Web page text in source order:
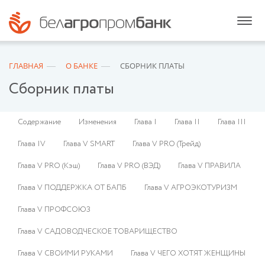
ГЛАВНАЯ О БАНКЕ СБОРНИК ПЛАТЫ
Сборник платы
Содержание Изменения Глава I Глава II
Глава III
Глава IV
Глава V SMART
Глава V PRO (Трейд)
Глава V PRO (Кэш)
Глава V PRO (ВЭД)
Глава V ПРАВИЛА
Глава V ПОДДЕРЖКА ОТ БАПБ
Глава V АГРОЭКОТУРИЗМ
Глава V ПРОФСОЮЗ
Глава V САДОВОДЧЕСКОЕ ТОВАРИЩЕСТВО
Глава V СВОИМИ РУКАМИ
Глава V ЧЕГО ХОТЯТ ЖЕНЩИНЫ